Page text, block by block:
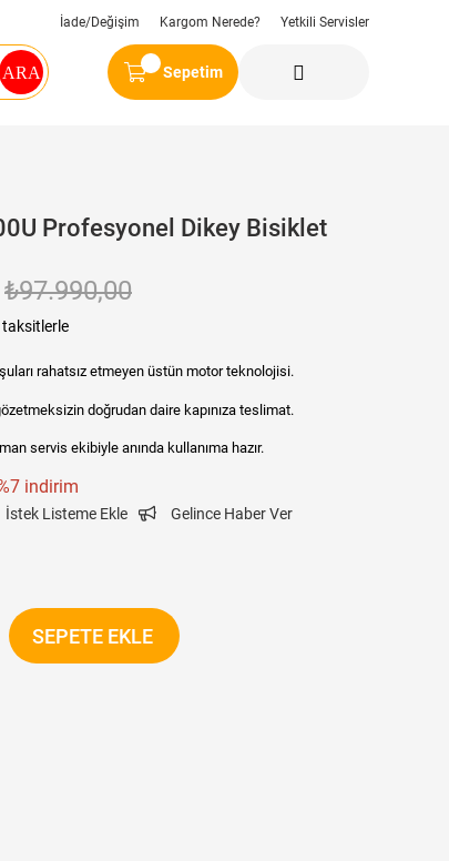
İade/Değişim Kargom Nerede? Yetkili Servisler
Sepetim
Profesyonel Dikey Bisiklet
₺97.990,00
rahatsız etmeyen üstün motor teknolojisi.
doğrudan daire kapınıza teslimat.
servis ekibiyle anında kullanıma hazır.
indirim
İstek Listeme Ekle Gelince Haber Ver